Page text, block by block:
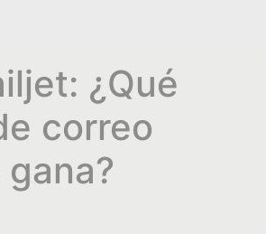
¿Qué
correo